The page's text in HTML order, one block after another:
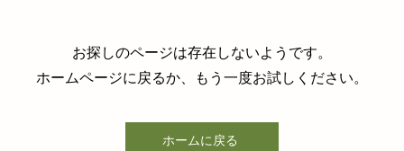
お探しのページは存在しないようです。
ホームページに戻るか、もう一度お試しください。
ホームに戻る